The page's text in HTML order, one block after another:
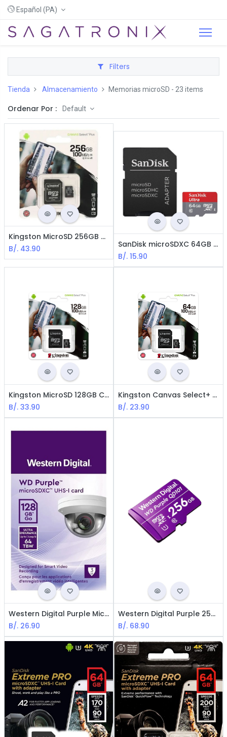
Español (PA)
Filters
Tienda Almacenamiento Memorias microSD - 23 items
Ordenar Por : Default
Kingston MicroSD 256GB Canvas Select+ / Con Adaptador / Negra
B/. 43.90
SanDisk microSDXC 64GB ULTRA con Adaptador - USH-1, CL 10, Compatible con Android 10
B/. 15.90
Kingston MicroSD 128GB Canvas Select+ / Con Adaptador / Negra
B/. 33.90
Kingston Canvas Select+ MicroSD de 64GB - Con adaptador
B/. 23.90
Western Digital Purple MicroSD 128GB / With Adapter / Purple
B/. 26.90
Western Digital Purple 256GB UHS-I U1 , CL 10 / With Adapter / Purple
B/. 68.90